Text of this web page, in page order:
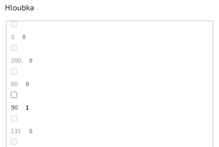
Hloubka
0 0
200 0
80 0
90 1
135 0